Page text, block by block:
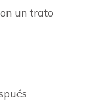
un trato